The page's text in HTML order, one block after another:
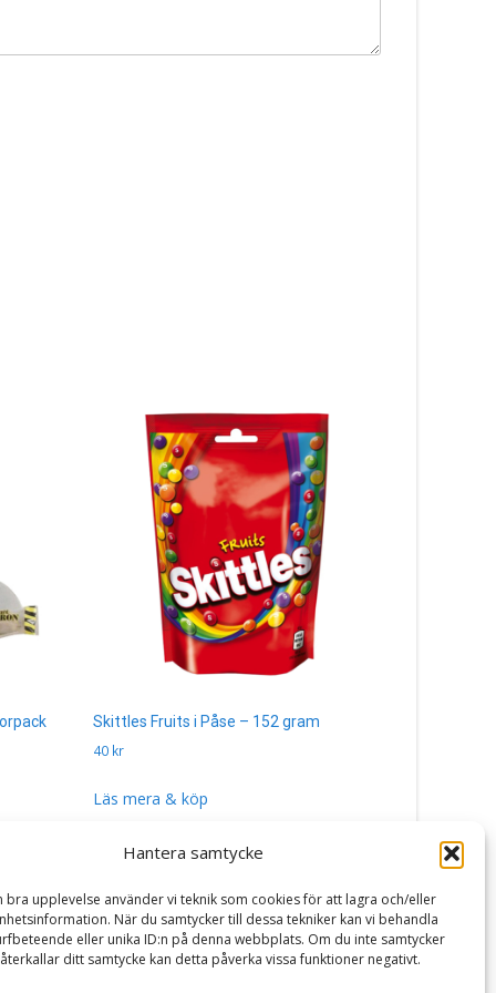
Hantera samtycke
bra upplevelse använder vi teknik som cookies för att lagra och/eller
När du samtycker till dessa tekniker kan vi behandla
eller unika ID:n på denna webbplats. Om du inte samtycker
ditt samtycke kan detta påverka vissa funktioner negativt.
Skittles Fruits i Påse – 152 gram
40 kr
Läs mera & köp
Läs mera